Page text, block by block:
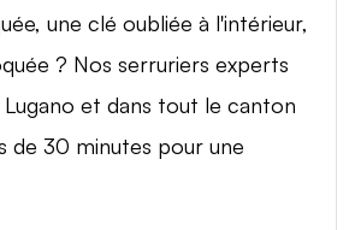
une clé oubliée à l'intérieur,
? Nos serruriers experts
et dans tout le canton
de 30 minutes pour une